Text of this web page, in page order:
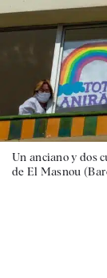
Un anciano y dos
de El Masnou